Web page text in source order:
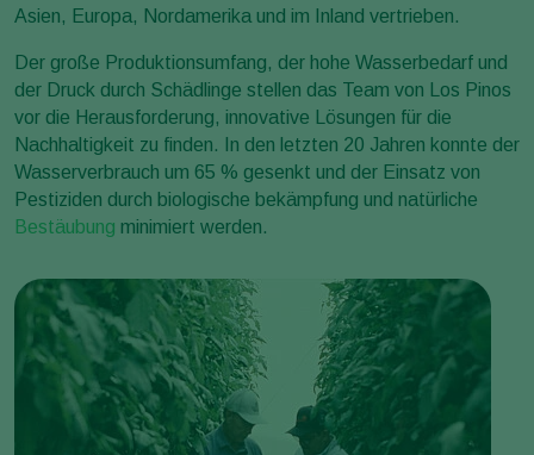
Asien, Europa, Nordamerika und im Inland vertrieben.
Der große Produktionsumfang, der hohe Wasserbedarf und
der Druck durch Schädlinge stellen das Team von Los Pinos
vor die Herausforderung, innovative Lösungen für die
Nachhaltigkeit zu finden. In den letzten 20 Jahren konnte der
Wasserverbrauch um 65 % gesenkt und der Einsatz von
Pestiziden durch biologische bekämpfung und natürliche
Bestäubung minimiert werden.